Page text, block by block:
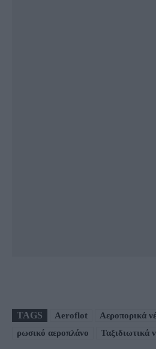
TAGS Aeroflot Αεροπορικά
ρωσικό αεροπλάνο
Ταξιδιωτικά